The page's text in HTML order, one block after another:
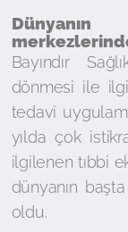
Bayındır
dönmesi ile
tedavi
yılda çok
ilgilenen tıbbi
dünyanın
oldu.